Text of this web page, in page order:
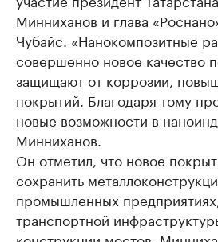
Минниханов и глава
Чубайс. «Нанокомпозитные
совершенно новое качество
защищают от коррозии,
покрытий. Благодаря тому
новые возможности в
Минниханов.
Он отметил, что новое
сохранить
промышленных
транспортной